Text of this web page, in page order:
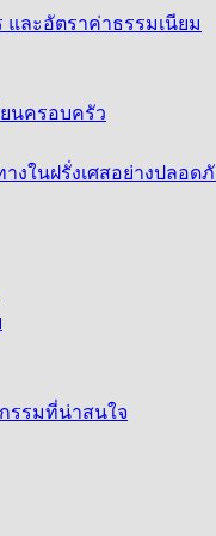
และอัตราค่าธรรมเนียม
นครอบครัว
งในฝรั่งเศสอย่างปลอด
รรมที่น่าสนใจ